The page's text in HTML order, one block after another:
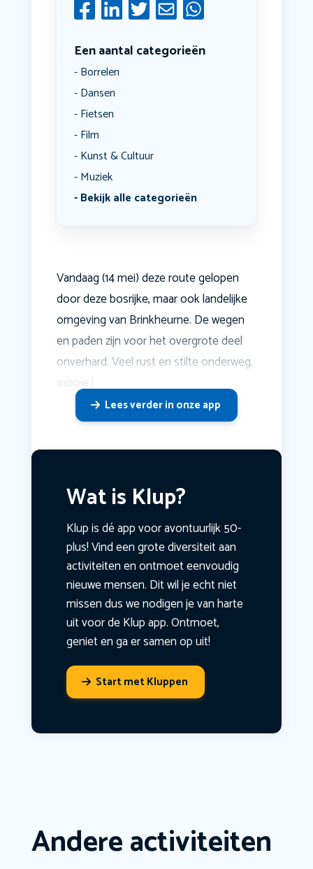
Een aantal categorieën
Borrelen
Dansen
Fietsen
Film
Kunst & Cultuur
Muziek
Bekijk alle categorieën
Vandaag (14 mei) deze route gelopen
door deze bosrijke, maar ook landelijke
omgeving van Brinkheurne. De wegen
en paden zijn voor het overgrote deel
onverhard. Veel rust en stilte onderweg,
mooie l
Lees verder in onze app
Wat is Klup?
Klup is dé app voor avontuurlijk 50-
plus! Vind een grote diversiteit aan
activiteiten en ontmoet eenvoudig
nieuwe mensen. Dit wil je echt niet
missen dus we nodigen je van harte
uit voor de Klup app. Ontmoet,
geniet en ga er samen op uit!
Start met Kluppen
Andere activiteiten